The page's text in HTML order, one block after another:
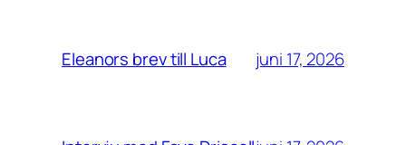
Eleanors brev till Luca juni 17, 2026